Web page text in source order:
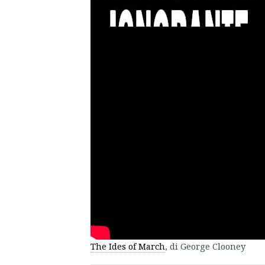
The Ides of March, di George Clooney